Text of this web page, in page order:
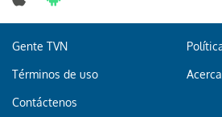
Gente TVN
Términos de uso
Contáctenos